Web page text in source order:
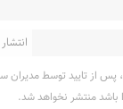
انتشار
پس از تایید توسط مدیران
باشد منتشر نخواهد شد.